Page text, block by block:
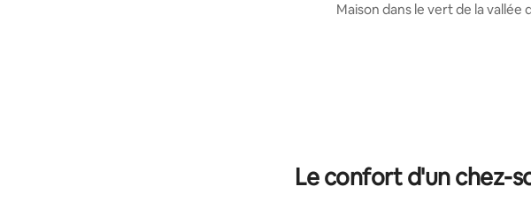
Maison dans le vert de la
Le confort d'un chez-